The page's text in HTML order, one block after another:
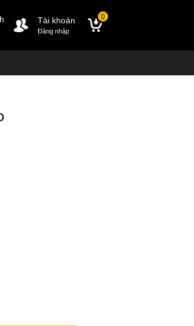
Tài khoản
Đăng nhập
0